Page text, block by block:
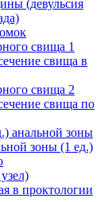
(девульсия
свища 1
свища в
свища 2
свища по
анальной зоны
зоны (1 ед.)
в проктологии